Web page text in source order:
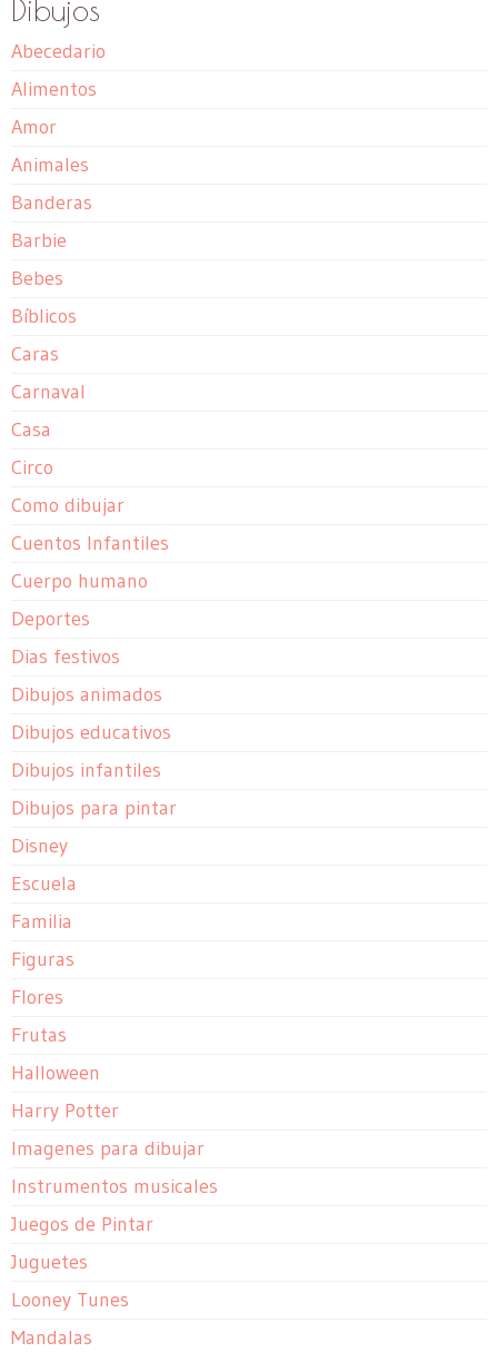
Dibujos
Abecedario
Alimentos
Amor
Animales
Banderas
Barbie
Bebes
Bíblicos
Caras
Carnaval
Casa
Circo
Como dibujar
Cuentos Infantiles
Cuerpo humano
Deportes
Dias festivos
Dibujos animados
Dibujos educativos
Dibujos infantiles
Dibujos para pintar
Disney
Escuela
Familia
Figuras
Flores
Frutas
Halloween
Harry Potter
Imagenes para dibujar
Instrumentos musicales
Juegos de Pintar
Juguetes
Looney Tunes
Mandalas